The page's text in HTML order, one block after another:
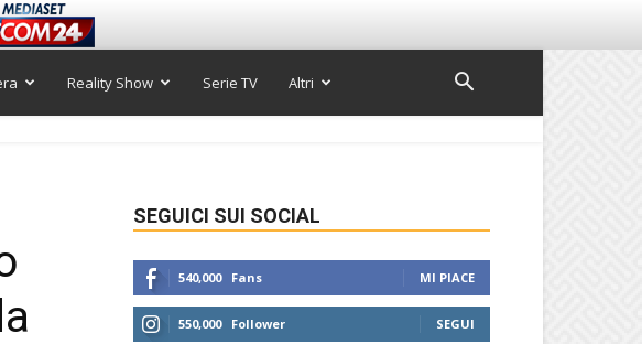
Reality Show Serie TV Altri
SEGUICI SUI SOCIAL
540,000 Fans MI PIACE
550,000 Follower SEGUI